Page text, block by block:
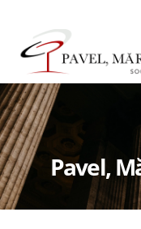
Pavel,